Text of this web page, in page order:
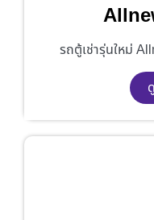
รถตู้เช่ารุ่นใหม่